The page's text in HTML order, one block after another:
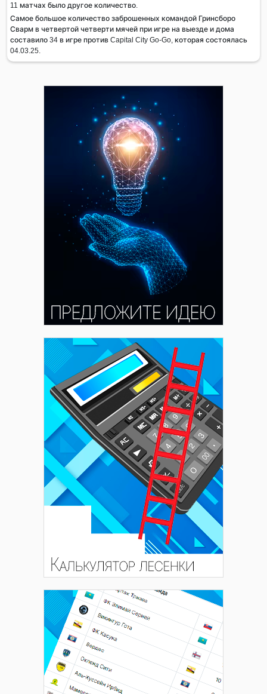
11 матчах было другое количество.
Самое большое количество заброшенных командой Гринсборо
Сварм в четвертой четверти мячей при игре на выезде и дома
составило 34 в игре против Capital City Go-Go, которая состоялась
04.03.25.